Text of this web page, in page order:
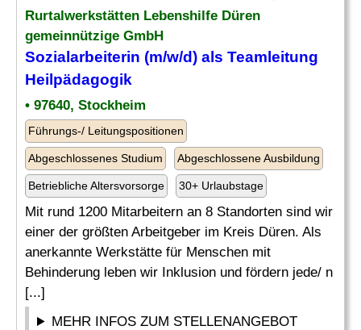
Rurtalwerkstätten Lebenshilfe Düren
gemeinnützige GmbH
Sozialarbeiterin (m/w/d) als Teamleitung
Heilpädagogik
• 97640, Stockheim
Führungs-/ Leitungspositionen
Abgeschlossenes Studium Abgeschlossene Ausbildung
Betriebliche Altersvorsorge 30+ Urlaubstage
Mit rund 1200 Mitarbeitern an 8 Standorten sind wir
einer der größten Arbeitgeber im Kreis Düren. Als
anerkannte Werkstätte für Menschen mit
Behinderung leben wir Inklusion und fördern jede/ n
[...]
MEHR INFOS ZUM STELLENANGEBOT